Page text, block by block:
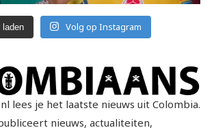
laden Volg op Instagram
lees je het laatste nieuws uit Colombia.
nieuws, actualiteiten,